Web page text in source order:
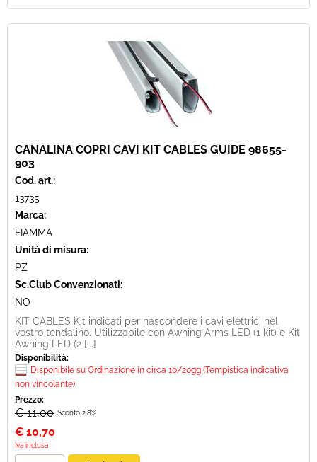
CANALINA COPRI CAVI KIT CABLES GUIDE 98655-
903
Cod. art.:
13735
Marca:
FIAMMA
Unità di misura:
PZ
Sc.Club Convenzionati:
NO
KIT CABLES Kit indicati per nascondere i cavi elettrici nel
vostro tendalino. Utilizzabile con Awning Arms LED (1 kit) e Kit
Awning LED (2 [...]
Disponibilità:
Disponibile su Ordinazione in circa 10/20gg (Tempistica indicativa
non vincolante)
Prezzo:
€ 11,00 Sconto 2.8%
€ 10,70
Iva inclusa